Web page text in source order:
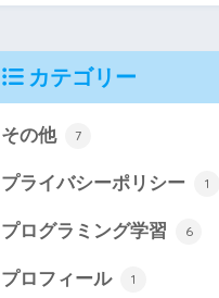
カテゴリー
その他 7
プライバシーポリシー 1
プログラミング学習 6
プロフィール 1